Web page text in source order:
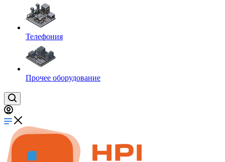
Телефония
Прочее оборудование